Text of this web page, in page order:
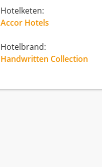
Hotelketen:
Accor Hotels
Hotelbrand:
Handwritten Collection